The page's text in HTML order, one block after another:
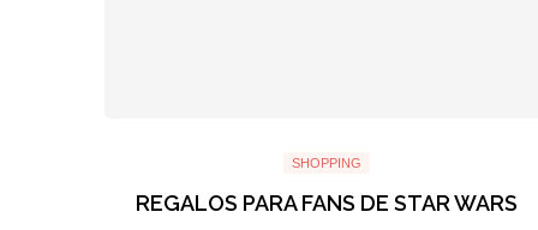
SHOPPING
REGALOS PARA FANS DE STAR WARS